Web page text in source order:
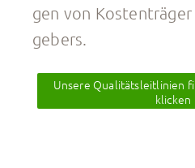
gen von
ge­bers.
Unsere Qualitätsleitlinien
klicken